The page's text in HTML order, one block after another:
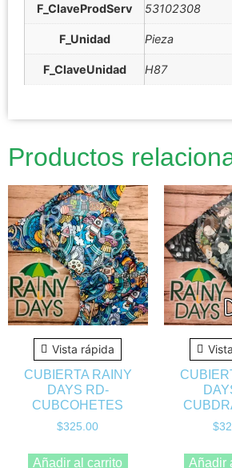
F_ClaveProdServ 53102308
F_Unidad Pieza
F_ClaveUnidad H87
Productos
Vista rápida
CUBIERTA RAINY
DAYS RD-
CUBCOHETES
$325.00
Añadir al carrito
$
Añadir